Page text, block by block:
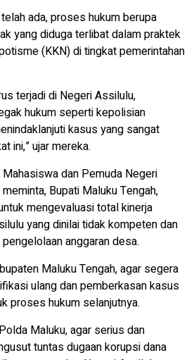
ada, proses hukum berupa
yang diduga terlibat dalam praktek
(KKN) di tingkat pemerintahan
terjadi di Negeri Assilulu,
hukum seperti kepolisian
kasus yang sangat
ini,” ujar mereka.
dan Pemuda Negeri
Bupati Maluku Tengah,
mengevaluasi total kinerja
yang dinilai tidak kompeten dan
anggaran desa.
Maluku Tengah, agar segera
ulang dan pemberkasan kasus
proses hukum selanjutnya.
Maluku, agar serius dan
tuntas dugaan korupsi dana